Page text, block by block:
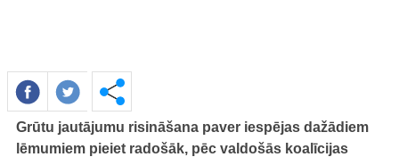
Grūtu jautājumu risināšana paver iespējas dažādiem
lēmumiem pieiet radošāk, pēc valdošās koalīcijas